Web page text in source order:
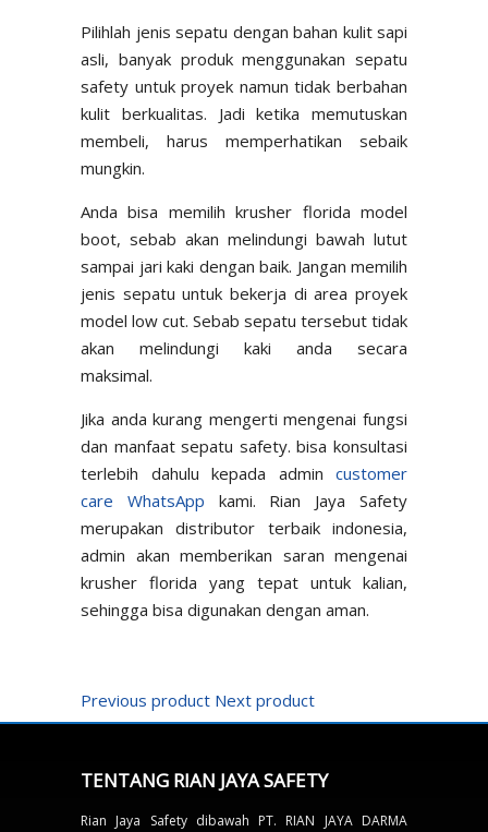
Pilihlah jenis sepatu dengan bahan kulit sapi
asli, banyak produk menggunakan sepatu
safety untuk proyek namun tidak berbahan
kulit berkualitas. Jadi ketika memutuskan
membeli, harus memperhatikan sebaik
mungkin.
Anda bisa memilih krusher florida model
boot, sebab akan melindungi bawah lutut
sampai jari kaki dengan baik. Jangan memilih
jenis sepatu untuk bekerja di area proyek
model low cut. Sebab sepatu tersebut tidak
akan melindungi kaki anda secara
maksimal.
Jika anda kurang mengerti mengenai fungsi
dan manfaat sepatu safety. bisa konsultasi
terlebih dahulu kepada admin customer
care WhatsApp kami. Rian Jaya Safety
merupakan distributor terbaik indonesia,
admin akan memberikan saran mengenai
krusher florida yang tepat untuk kalian,
sehingga bisa digunakan dengan aman.
Previous product Next product
TENTANG RIAN JAYA SAFETY
Rian Jaya Safety dibawah PT. RIAN JAYA DARMA